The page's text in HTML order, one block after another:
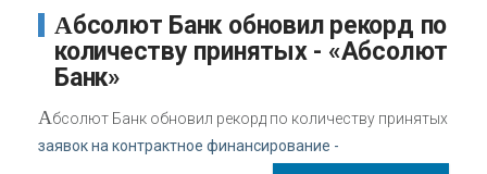
Абсолют Банк обновил рекорд по
количеству принятых - «Абсолют
Банк»
Абсолют Банк обновил рекорд по количеству принятых
заявок на контрактное финансирование -